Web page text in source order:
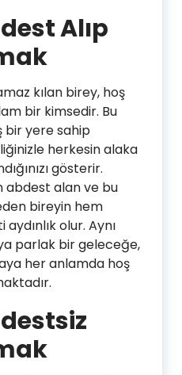
Alıp
kılan birey, hoş
bir kimsedir. Bu
bir yere sahip
herkesin alaka
gösterir.
abdest alan ve bu
bireyin hem
olur. Aynı
parlak bir geleceğe,
her anlamda hoş